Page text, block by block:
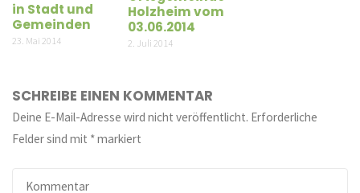
in Stadt und
Gemeinden
23. Mai 2014
Holzheim vom
03.06.2014
2. Juli 2014
SCHREIBE EINEN KOMMENTAR
Deine E-Mail-Adresse wird nicht veröffentlicht. Erforderliche
Felder sind mit *markiert